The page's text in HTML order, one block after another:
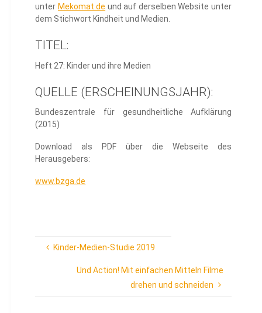
unter Mekomat.de und auf derselben Website unter
dem Stichwort Kindheit und Medien.
TITEL:
Heft 27: Kinder und ihre Medien
QUELLE (ERSCHEINUNGSJAHR):
Bundeszentrale für gesundheitliche Aufklärung
(2015)
Download als PDF über die Webseite des
Herausgebers:
www.bzga.de
Kinder-Medien-Studie 2019
Und Action! Mit einfachen Mitteln Filme
drehen und schneiden